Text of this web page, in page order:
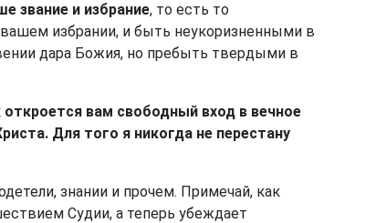
звание и избрание, то есть то
избрании, и быть неукоризненными в
дара Божия, но пребыть твердыми в
откроется вам свободный вход в вечное
Для того я никогда не перестану
знании и прочем. Примечай, как
Судии, а теперь убеждает